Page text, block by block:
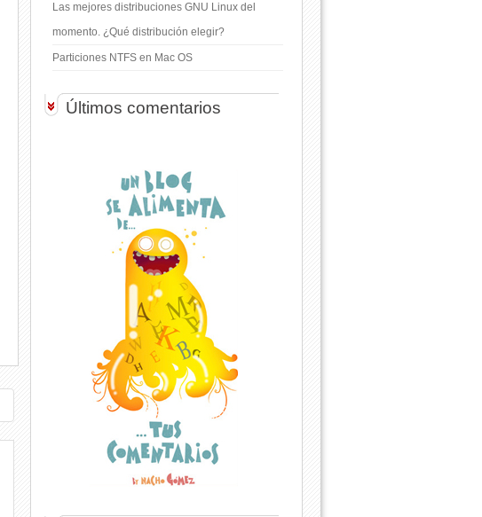
Las mejores distribuciones GNU Linux del
momento. ¿Qué distribución elegir?
Particiones NTFS en Mac OS
Últimos comentarios